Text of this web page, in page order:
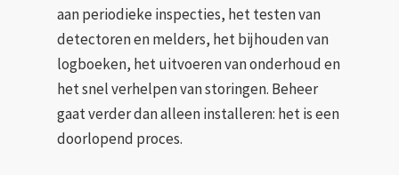
aan periodieke inspecties, het testen van
detectoren en melders, het bijhouden van
logboeken, het uitvoeren van onderhoud en
het snel verhelpen van storingen. Beheer
gaat verder dan alleen installeren: het is een
doorlopend proces.